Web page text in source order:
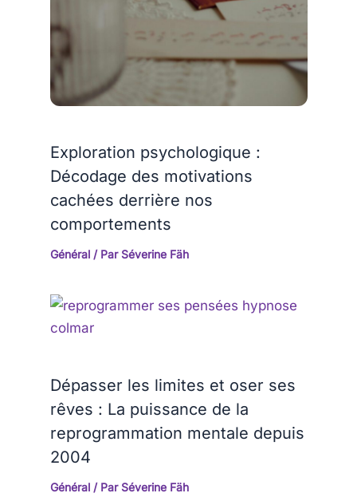
Exploration psychologique :
Décodage des motivations
cachées derrière nos
comportements
Général/ Par Séverine Fäh
Dépasser les limites et oser ses
rêves : La puissance de la
reprogrammation mentale depuis
2004
Général/ Par Séverine Fäh